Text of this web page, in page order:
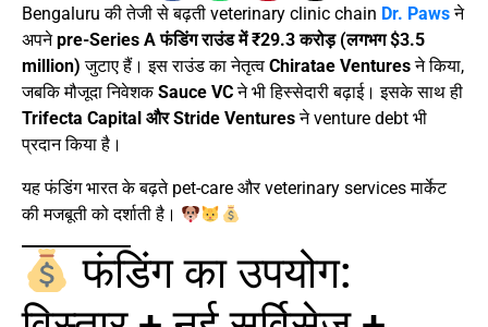
Bengaluru की तेजी से बढ़ती veterinary clinic chain Dr. Pawsने
अपनेpre-Series A फंडिंग राउंड में ₹29.3 करोड़ (लगभग $3.5
million) जुटाए हैं। इस राउंड का नेतृत्व Chiratae Venturesने किया,
जबकि मौजूदा निवेशकSauce VCने भी हिस्सेदारी बढ़ाई। इसके साथ ही
Trifecta Capital और Stride Venturesने venture debt भी
प्रदान किया है।
यह फंडिंग भारत के बढ़ते pet-care और veterinary services मार्केट
की मजबूती को दर्शाती है।
फंडिंग का उपयोग: